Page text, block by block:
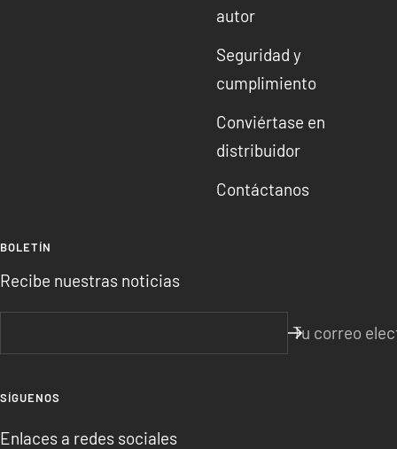
autor
Seguridad y
cumplimiento
Conviértase en
distribuidor
Contáctanos
BOLETÍN
Recibe nuestras noticias
Tu correo
SÍGUENOS
Enlaces a redes sociales